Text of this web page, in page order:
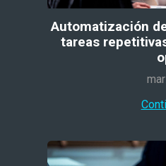
Automatización
tareas